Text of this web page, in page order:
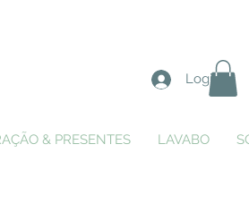
Login
& PRESENTES LAVABO